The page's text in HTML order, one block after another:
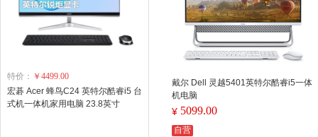
戴尔 Dell 灵越5401英特尔酷睿i5一体
机电脑
¥ 5099.00
自营
特价： ￥4499.00
宏碁 Acer 蜂鸟C24 英特尔酷睿i5 台
式机一体机家用电脑 23.8英寸